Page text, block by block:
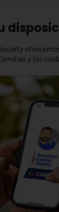
y los